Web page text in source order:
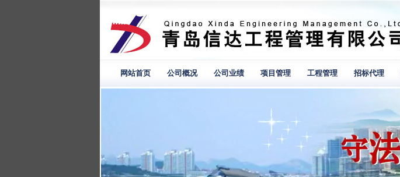
网站首页 公司概况 公司业绩 项目管理 工程管理 招标代理